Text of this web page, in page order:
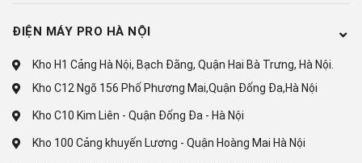
ĐIỆN MÁY PRO HÀ NỘI
Kho H1 Cảng Hà Nội, Bạch Đằng, Quận Hai Bà Trưng, Hà Nội.
Kho C12 Ngõ 156 Phố Phương Mai,Quận Đống Đa,Hà Nội
Kho C10 Kim Liên - Quận Đống Đa - Hà Nội
Kho 100 Cảng khuyến Lương - Quận Hoàng Mai Hà Nội